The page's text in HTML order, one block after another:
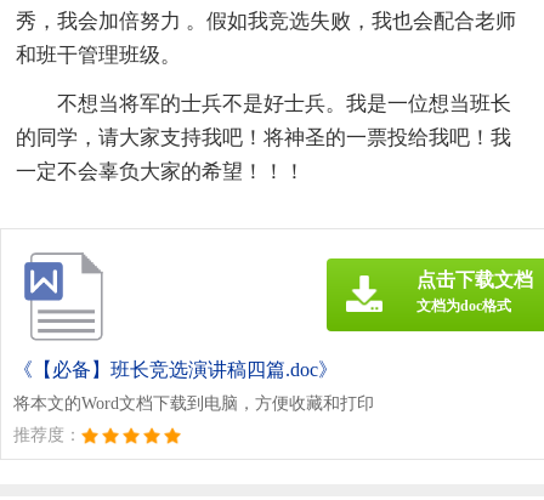
秀，我会加倍努力 。假如我竞选失败，我也会配合老师
和班干管理班级。
不想当将军的士兵不是好士兵。我是一位想当班长
的同学，请大家支持我吧！将神圣的一票投给我吧！我
一定不会辜负大家的希望！！！
《【必备】班长竞选演讲稿四篇.doc》
将本文的Word文档下载到电脑，方便收藏和打印
推荐度：
点击下载文档
文档为doc格式